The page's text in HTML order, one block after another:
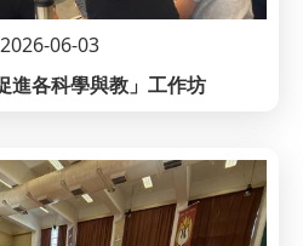
2026-06-03
進各科學與教」工作坊